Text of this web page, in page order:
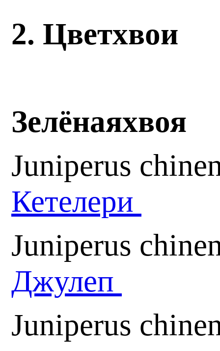
2. Цветхвои
Зелёнаяхвоя
Juniperus
Кетелери
Juniperus
Джулеп
Juniperus